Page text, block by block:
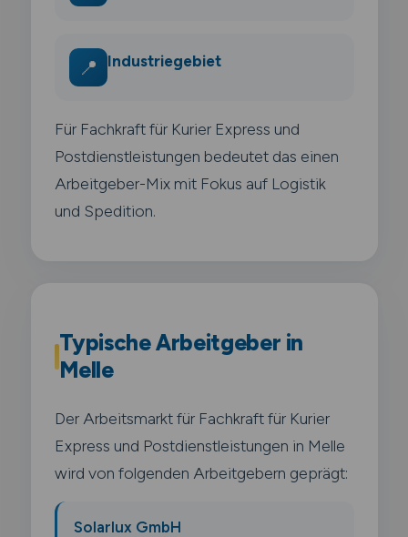
📍 Industriegebiet
Für Fachkraft für Kurier Express und
Postdienstleistungen bedeutet das einen
Arbeitgeber-Mix mit Fokus auf Logistik
und Spedition.
Typische Arbeitgeber in
Melle
Der Arbeitsmarkt für Fachkraft für Kurier
Express und Postdienstleistungen in Melle
wird von folgenden Arbeitgebern geprägt:
Solarlux GmbH